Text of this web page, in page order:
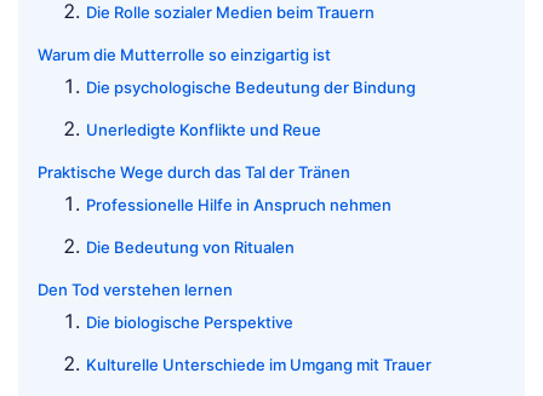
Die Rolle sozialer Medien beim Trauern
Warum die Mutterrolle so einzigartig ist
Die psychologische Bedeutung der Bindung
Unerledigte Konflikte und Reue
Praktische Wege durch das Tal der Tränen
Professionelle Hilfe in Anspruch nehmen
Die Bedeutung von Ritualen
Den Tod verstehen lernen
Die biologische Perspektive
Kulturelle Unterschiede im Umgang mit Trauer